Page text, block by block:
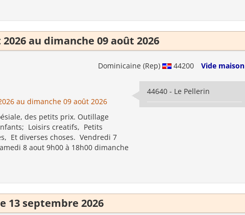
au dimanche 09 août 2026
Dominicaine (Rep) 44200 Vide maison
au dimanche 09 août 2026
des petits prix. Outillage
Loisirs creatifs, Petits
Et diverses choses. Vendredi 7
8 aout 9h00 à 18h00 dimanche
44640 - Le Pellerin
13 septembre 2026